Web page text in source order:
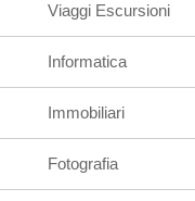
Viaggi Escursioni
Informatica
Immobiliari
Fotografia